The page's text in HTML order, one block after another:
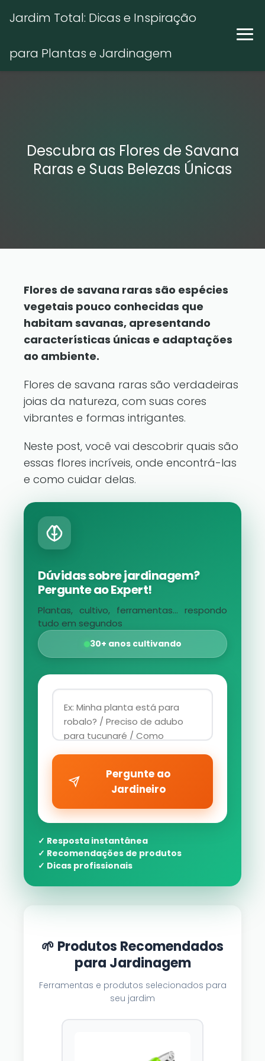
Jardim Total: Dicas e Inspiração
para Plantas e Jardinagem
Descubra as Flores de Savana
Raras e Suas Belezas Únicas
Flores de savana raras são espécies
vegetais pouco conhecidas que
habitam savanas, apresentando
características únicas e adaptações
ao ambiente.
Flores de savana raras são verdadeiras
joias da natureza, com suas cores
vibrantes e formas intrigantes.
Neste post, você vai descobrir quais são
essas flores incríveis, onde encontrá-las
e como cuidar delas.
Dúvidas sobre jardinagem?
Pergunte ao Expert!
Plantas, cultivo, ferramentas... respondo
tudo em segundos
30+ anos cultivando
Pergunte ao
Jardineiro
✓ Resposta instantânea
✓ Recomendações de produtos
✓ Dicas profissionais
🌱 Produtos Recomendados
para Jardinagem
Ferramentas e produtos selecionados para
seu jardim